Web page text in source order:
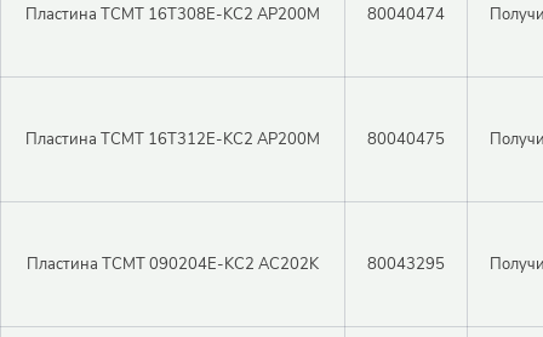
Пластина TCMT 16T308E-KC2 AP200M 80040474
Пластина TCMT 16T312E-KC2 AP200M 80040475
Пластина TCMT 090204E-KC2 AC202K 80043295
Авторизация
Закрыть
Закрыть